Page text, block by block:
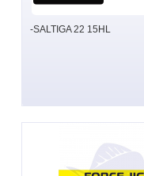
-SALTIGA 22 15HL